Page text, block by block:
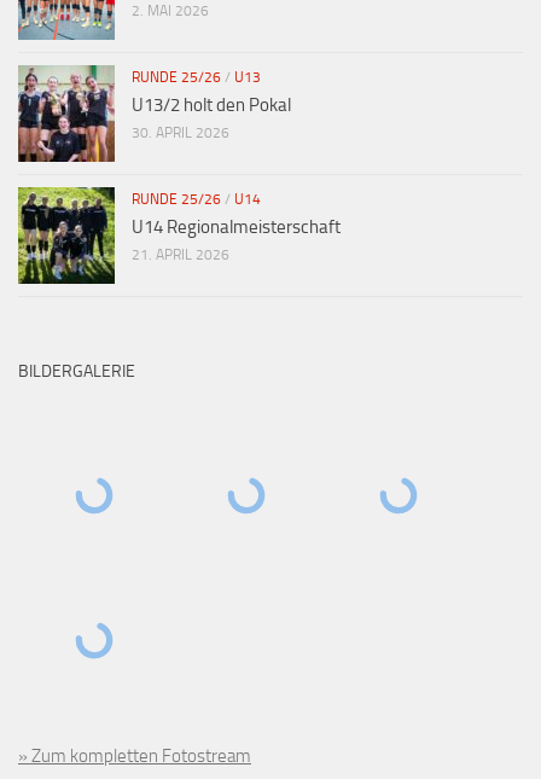
2. MAI 2026
RUNDE 25/26 / U13
U13/2 holt den Pokal
30. APRIL 2026
RUNDE 25/26 / U14
U14 Regionalmeisterschaft
21. APRIL 2026
BILDERGALERIE
» Zum kompletten Fotostream